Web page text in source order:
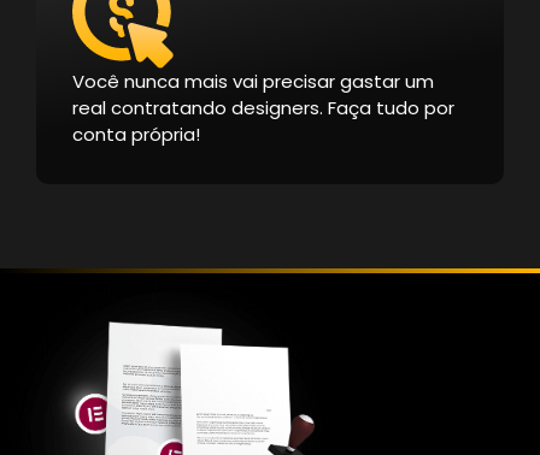
Você nunca mais vai precisar gastar um
real contratando designers. Faça tudo por
conta própria!